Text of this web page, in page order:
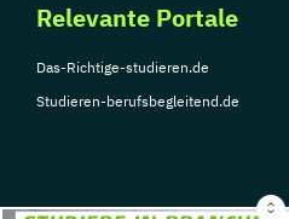
Relevante Portale
Das-Richtige-studieren.de
Studieren-berufsbegleitend.de